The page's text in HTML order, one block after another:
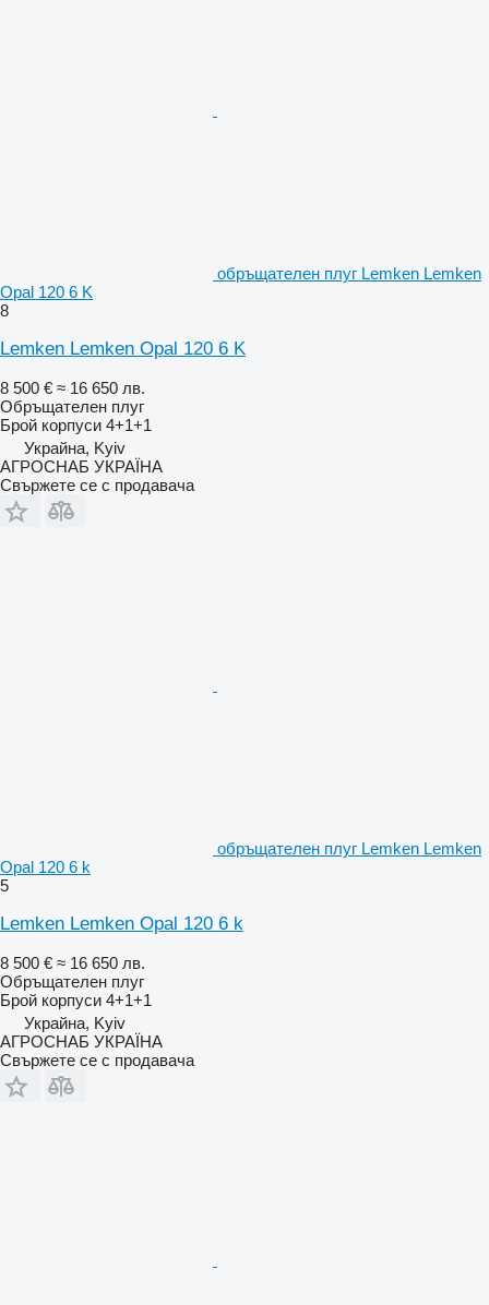
обръщателен плуг Lemken Lemken
Opal 120 6 K
8
Lemken Lemken Opal 120 6 K
8 500 € ≈ 16 650 лв.
Обръщателен плуг
Брой корпуси 4+1+1
Украйна, Kyiv
АГРОСНАБ УКРАЇНА
Свържете се с продавача
обръщателен плуг Lemken Lemken
Opal 120 6 k
5
Lemken Lemken Opal 120 6 k
8 500 € ≈ 16 650 лв.
Обръщателен плуг
Брой корпуси 4+1+1
Украйна, Kyiv
АГРОСНАБ УКРАЇНА
Свържете се с продавача